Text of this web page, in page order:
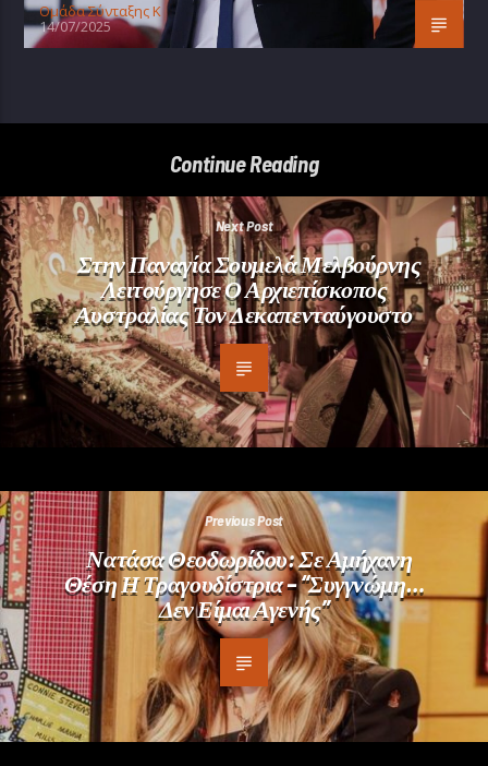
Oμάδα Σύνταξης Κ
14/07/2025
Continue Reading
Next Post
Στην Παναγία Σουμελά Μελβούρνης
Λειτούργησε Ο Αρχιεπίσκοπος
Αυστραλίας Τον Δεκαπενταύγουστο
Previous Post
Νατάσα Θεοδωρίδου: Σε Αμήχανη
Θέση Η Τραγουδίστρια – “Συγγνώμη…
Δεν Είμαι Αγενής”